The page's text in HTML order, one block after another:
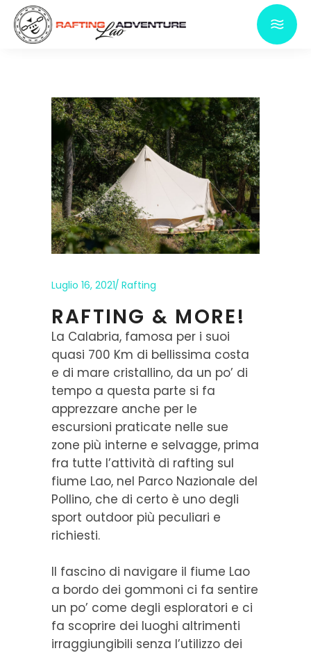
Luglio 16, 2021 Rafting
RAFTING & MORE!
La Calabria, famosa per i suoi
quasi 700 Km di bellissima costa
e di mare cristallino, da un po’ di
tempo a questa parte si fa
apprezzare anche per le
escursioni praticate nelle sue
zone più interne e selvagge, prima
fra tutte l’attività di rafting sul
fiume Lao, nel Parco Nazionale del
Pollino, che di certo è uno degli
sport outdoor più peculiari e
richiesti.
Il fascino di navigare il fiume Lao
a bordo dei gommoni ci fa sentire
un po’ come degli esploratori e ci
fa scoprire dei luoghi altrimenti
irraggiungibili senza l’utilizzo dei